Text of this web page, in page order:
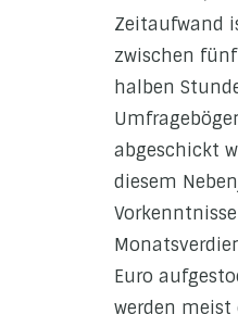
Zeitaufwand
zwischen
halben
abgeschickt
diesem
Euro
werden meist